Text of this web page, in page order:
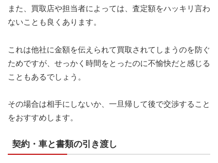
また、買取店や担当者によっては、査定額をハッキリ言わ
ないことも良くあります。
これは他社に金額を伝えられて買取されてしまうのを防ぐ
ためですが、せっかく時間をとったのに不愉快だと感じる
こともあるでしょう。
その場合は相手にしないか、一旦帰して後で交渉すること
をおすすめします。
契約・車と書類の引き渡し